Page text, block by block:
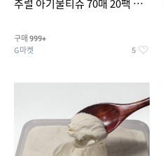
추럴 아기물티슈 70매 20팩 캡
구매 999+
G마켓 5